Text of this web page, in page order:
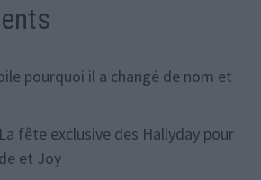
pourquoi il a changé de nom et
fête exclusive des Hallyday pour
et Joy